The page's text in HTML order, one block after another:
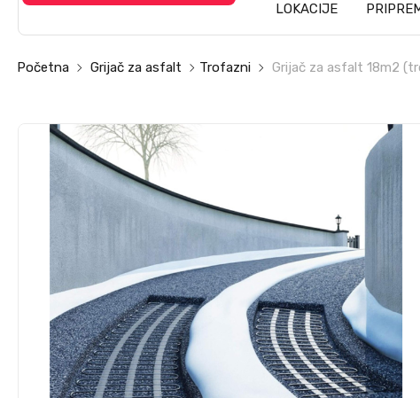
LOKACIJE
Početna Grijač za asfalt Trofazni Grijač za asfalt 18m2